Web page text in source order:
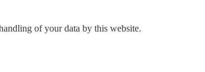
of your data by this website.